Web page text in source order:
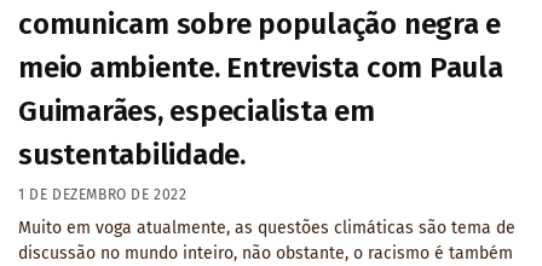
comunicam sobre população negra e
meio ambiente. Entrevista com Paula
Guimarães, especialista em
sustentabilidade.
1 DE DEZEMBRO DE 2022
Muito em voga atualmente, as questões climáticas são tema de
discussão no mundo inteiro, não obstante, o racismo é também